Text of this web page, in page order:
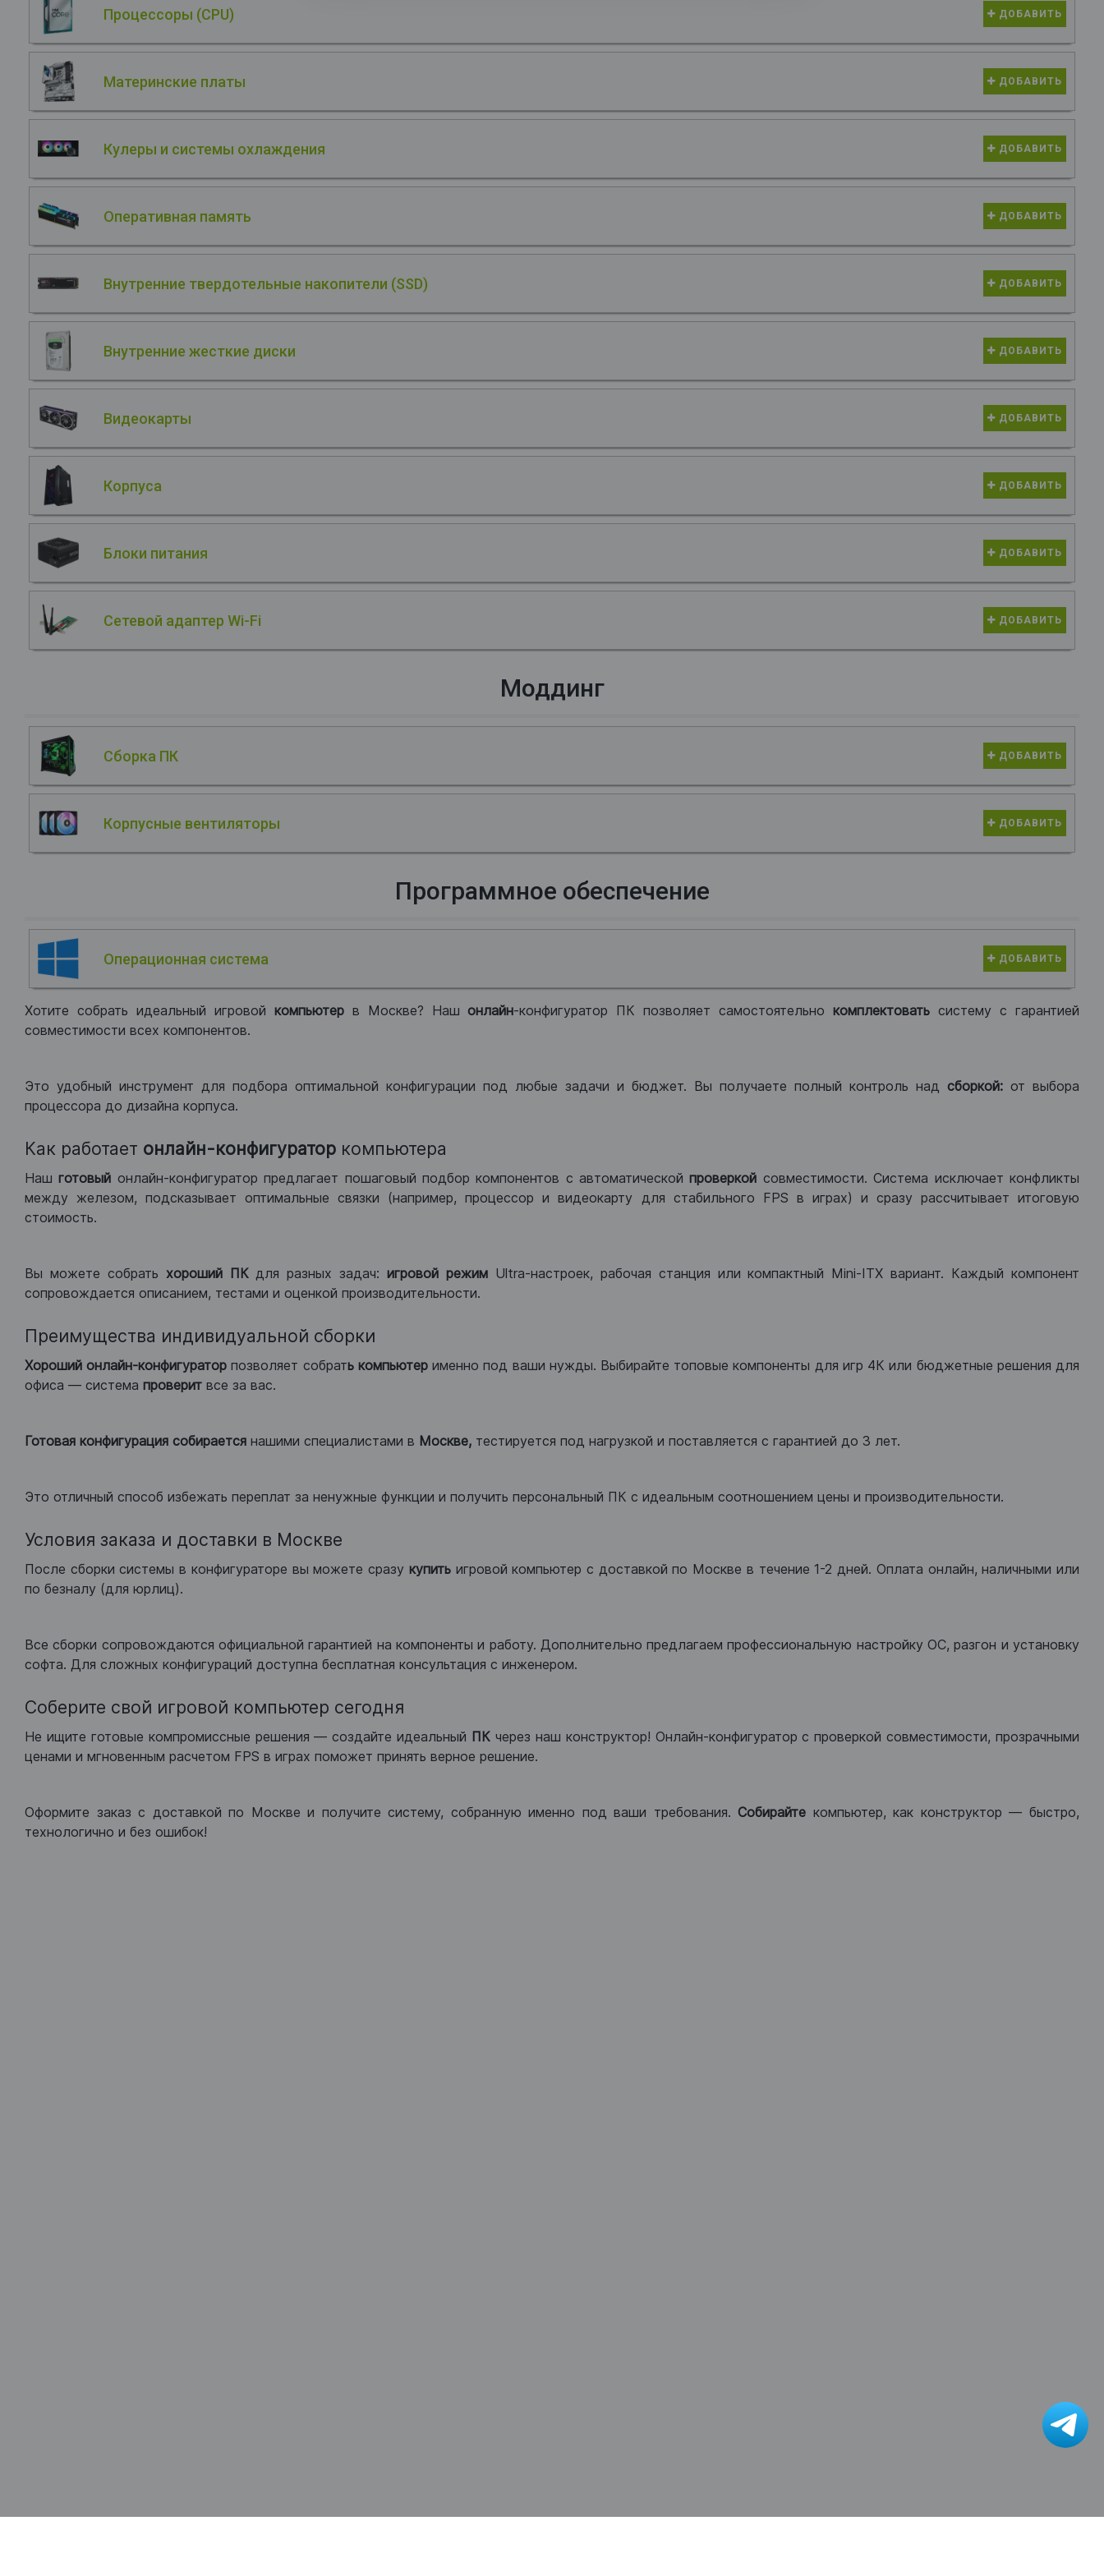
Процессоры (CPU) ДОБАВИТЬ
Материнские платы ДОБАВИТЬ
Кулеры и системы охлаждения ДОБАВИТЬ
Оперативная память ДОБАВИТЬ
Внутренние твердотельные накопители (SSD) ДОБАВИТЬ
Внутренние жесткие диски ДОБАВИТЬ
Видеокарты ДОБАВИТЬ
Корпуса ДОБАВИТЬ
Блоки питания ДОБАВИТЬ
Сетевой адаптер Wi-Fi ДОБАВИТЬ
Моддинг
Сборка ПК ДОБАВИТЬ
Корпусные вентиляторы ДОБАВИТЬ
Программное обеспечение
Операционная система ДОБАВИТЬ
Хотите собрать идеальный игровой компьютер в Москве? Нашонлайн-конфигуратор ПК позволяет самостоятельно комплектоватьсистему с гарантией
совместимости всех компонентов.
Это удобный инструмент для подбора оптимальной конфигурации под любые задачи и бюджет. Вы получаете полный контроль над сборкой: от выбора
процессора до дизайна корпуса.
Как работает онлайн-конфигуратор компьютера
Нашготовый онлайн-конфигуратор предлагает пошаговый подбор компонентов с автоматическойпроверкой совместимости. Система исключает конфликты
между железом, подсказывает оптимальные связки (например, процессор и видеокарту для стабильного FPS в играх) и сразу рассчитывает итоговую
стоимость.
Вы можете собрать хороший ПКдля разных задач:игровой режим Ultra-настроек, рабочая станция или компактный Mini-ITX вариант. Каждый компонент
сопровождается описанием, тестами и оценкой производительности.
Преимущества индивидуальной сборки
Хороший онлайн-конфигуратор позволяет собрать компьютерименно под ваши нужды. Выбирайте топовые компоненты для игр 4К или бюджетные решения для
офиса — система проверит все за вас.
Готовая конфигурация собирается нашими специалистами в Москве, тестируется под нагрузкой и поставляется с гарантией до 3 лет.
Это отличный способ избежать переплат за ненужные функции и получить персональный ПК с идеальным соотношением цены и производительности.
Условия заказа и доставки в Москве
После сборки системы в конфигураторе вы можете сразу купитьигровой компьютер с доставкой по Москве в течение 1-2 дней. Оплата онлайн, наличными или
по безналу (для юрлиц).
Все сборки сопровождаются официальной гарантией на компоненты и работу. Дополнительно предлагаем профессиональную настройку ОС, разгон и установку
софта. Для сложных конфигураций доступна бесплатная консультация с инженером.
Соберите свой игровой компьютер сегодня
Не ищите готовые компромиссные решения — создайте идеальный ПК через наш конструктор! Онлайн-конфигуратор с проверкой совместимости, прозрачными
ценами и мгновенным расчетом FPS в играх поможет принять верное решение.
Оформите заказ с доставкой по Москве и получите систему, собранную именно под ваши требования.Собирайте компьютер, как конструктор — быстро,
технологично и без ошибок!